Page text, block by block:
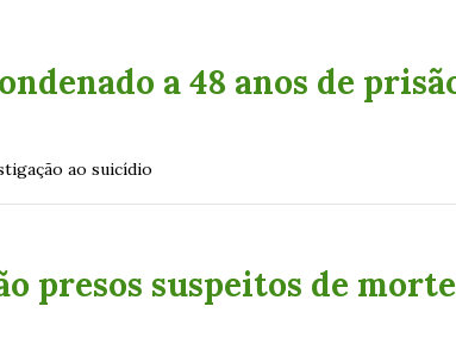
a 48 anos de
ao suicídio
presos suspeitos de